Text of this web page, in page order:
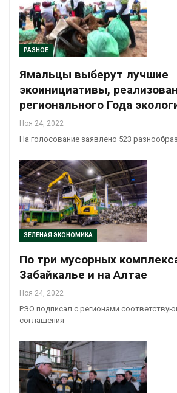
РАЗНОЕ
Ямальцы выберут лучшие
экоинициативы,
регионального Года
Ноя 24, 2022
На голосование заявлено 523
ЗЕЛЕНАЯ ЭКОНОМИКА
По три мусорных
Забайкалье и на Алтае
Ноя 24, 2022
РЭО подписал с регионами
соглашения